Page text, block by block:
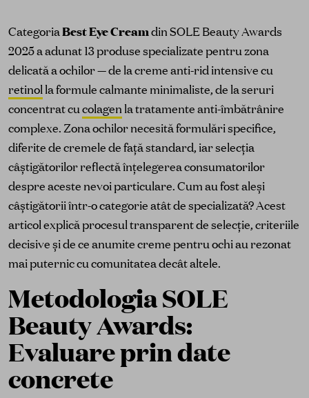
CategoriaBest Eye Creamdin SOLE Beauty Awards
2025 a adunat 13 produse specializate pentru zona
delicată a ochilor — de la creme anti-rid intensive cu
retinolla formule calmante minimaliste, de la seruri
concentrat cucolagenla tratamente anti-îmbătrânire
complexe. Zona ochilor necesită formulări specifice,
diferite de cremele de față standard, iar selecția
câștigătorilor reflectă înțelegerea consumatorilor
despre aceste nevoi particulare. Cum au fost aleși
câștigătorii într-o categorie atât de specializată? Acest
articol explică procesul transparent de selecție, criteriile
decisive și de ce anumite creme pentru ochi au rezonat
mai puternic cu comunitatea decât altele.
Metodologia SOLE
Beauty Awards:
Evaluare prin date
concrete